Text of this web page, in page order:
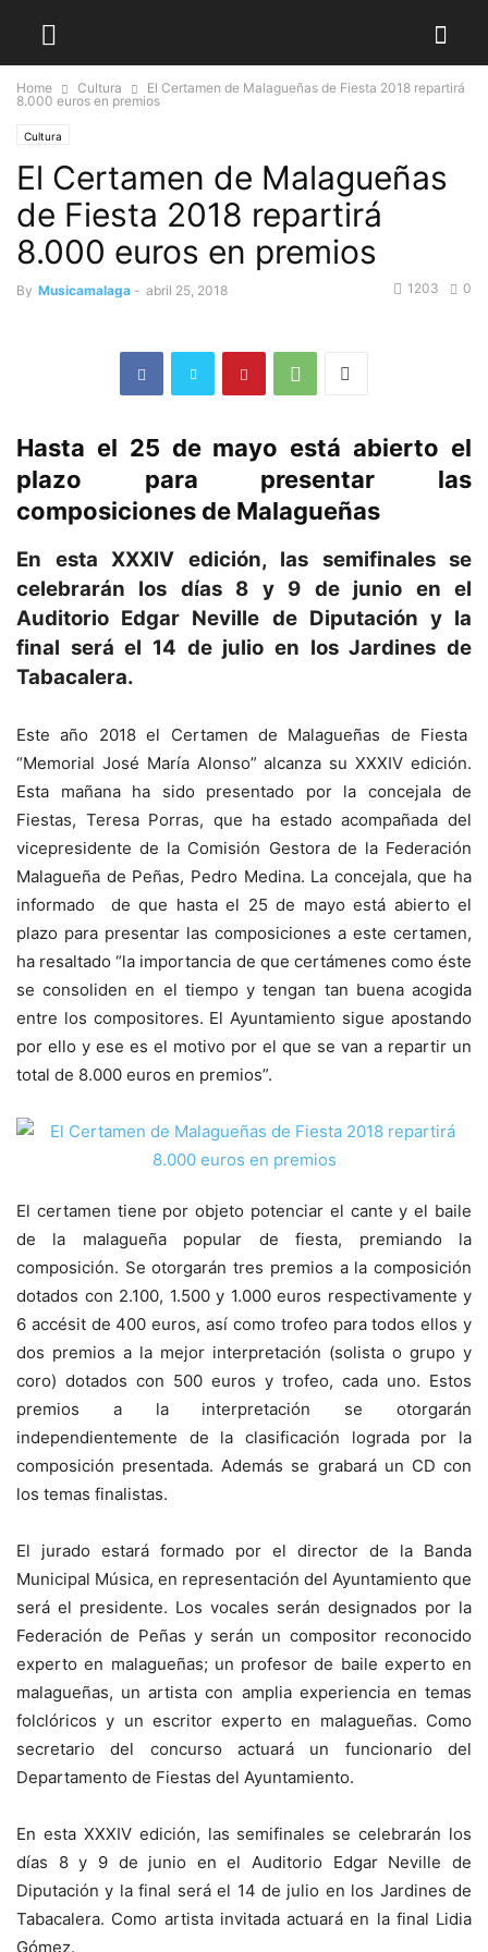
Home Cultura
El Certamen de Malagueñas de Fiesta 2018 repartirá
8.000 euros en premios
Cultura
El Certamen de Malagueñas
de Fiesta 2018 repartirá
8.000 euros en premios
By Musicamalaga - abril 25, 2018 0
1203
Hasta el 25 de mayo está abierto el
plazo para presentar las
composiciones de Malagueñas
En esta XXXIV edición, las semifinales se
celebrarán los días 8 y 9 de junio en el
Auditorio Edgar Neville de Diputación y la
final será el 14 de julio en los Jardines de
Tabacalera.
Este año 2018 el Certamen de Malagueñas de Fiesta
“Memorial José María Alonso” alcanza su XXXIV edición.
Esta mañana ha sido presentado por la concejala de
Fiestas, Teresa Porras, que ha estado acompañada del
vicepresidente de la Comisión Gestora de la Federación
Malagueña de Peñas, Pedro Medina. La concejala, que ha
informado de que hasta el 25 de mayo está abierto el
plazo para presentar las composiciones a este certamen,
ha resaltado “la importancia de que certámenes como éste
se consoliden en el tiempo y tengan tan buena acogida
entre los compositores. El Ayuntamiento sigue apostando
por ello y ese es el motivo por el que se van a repartir un
total de 8.000 euros en premios”.
El certamen tiene por objeto potenciar el cante y el baile
de la malagueña popular de fiesta, premiando la
composición. Se otorgarán tres premios a la composición
dotados con 2.100, 1.500 y 1.000 euros respectivamente y
6 accésit de 400 euros, así como trofeo para todos ellos y
dos premios a la mejor interpretación (solista o grupo y
coro) dotados con 500 euros y trofeo, cada uno. Estos
premios a la interpretación se otorgarán
independientemente de la clasificación lograda por la
composición presentada. Además se grabará un CD con
los temas finalistas.
El jurado estará formado por el director de la Banda
Municipal Música, en representación del Ayuntamiento que
será el presidente. Los vocales serán designados por la
Federación de Peñas y serán un compositor reconocido
experto en malagueñas; un profesor de baile experto en
malagueñas, un artista con amplia experiencia en temas
folclóricos y un escritor experto en malagueñas. Como
secretario del concurso actuará un funcionario del
Departamento de Fiestas del Ayuntamiento.
En esta XXXIV edición, las semifinales se celebrarán los
días 8 y 9 de junio en el Auditorio Edgar Neville de
Diputación y la final será el 14 de julio en los Jardines de
Tabacalera. Como artista invitada actuará en la final Lidia
Gómez.